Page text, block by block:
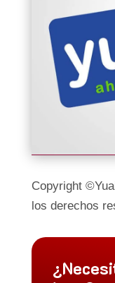
Copyright
los derechos